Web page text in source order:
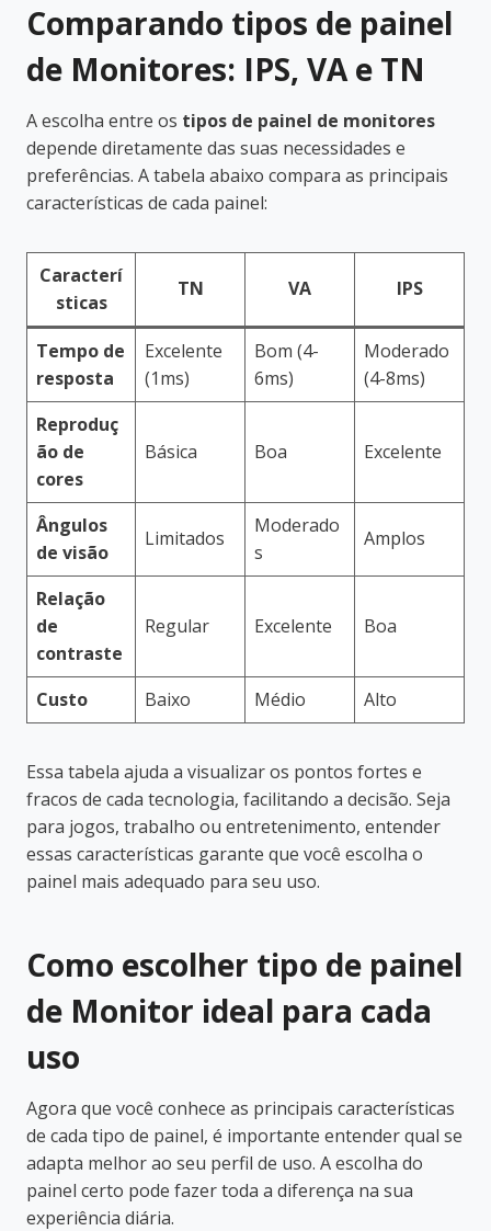
Comparando tipos de painel
de Monitores: IPS, VA e TN
A escolha entre os tipos de painel de monitores
depende diretamente das suas necessidades e
preferências. A tabela abaixo compara as principais
características de cada painel:
Caracterí
sticas
TN VA IPS
Tempo de
resposta
Excelente
(1ms)
Bom (4-
6ms)
Moderado
(4-8ms)
Reproduç
ão de
cores
Básica Boa Excelente
Ângulos
de visão
Limitados
Moderado
s
Amplos
Relação
de
contraste
Regular Excelente Boa
Custo Baixo Médio Alto
Essa tabela ajuda a visualizar os pontos fortes e
fracos de cada tecnologia, facilitando a decisão. Seja
para jogos, trabalho ou entretenimento, entender
essas características garante que você escolha o
painel mais adequado para seu uso.
Como escolher tipo de painel
de Monitor ideal para cada
uso
Agora que você conhece as principais características
de cada tipo de painel, é importante entender qual se
adapta melhor ao seu perfil de uso. A escolha do
painel certo pode fazer toda a diferença na sua
experiência diária.